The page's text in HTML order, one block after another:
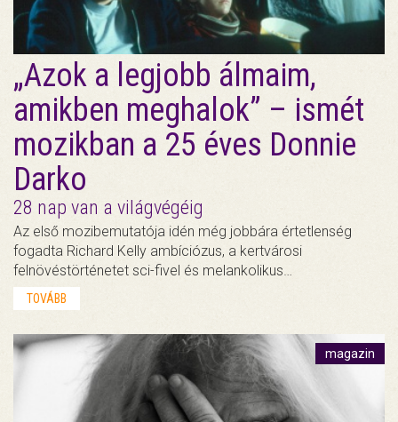
„Azok a legjobb álmaim,
amikben meghalok” – ismét
mozikban a 25 éves Donnie
Darko
28 nap van a világvégéig
Az első mozibemutatója idén még jobbára értetlenség
fogadta Richard Kelly ambíciózus, a kertvárosi
felnövéstörténetet sci-fivel és melankolikus…
TOVÁBB
magazin